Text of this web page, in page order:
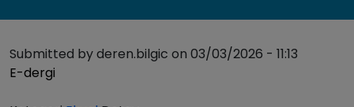
Submitted byderen.bilgic on 03/03/2026 - 11:13
E-dergi